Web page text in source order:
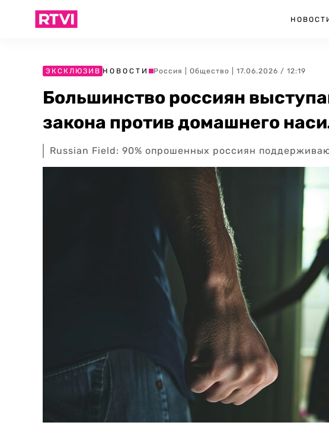
ЭКСКЛЮЗИВ НОВОСТИ Россия Общество | 17.06.2026 / 12:19
Большинство россиян
закона против домашнего
Russian Field: 90% опрошенных россиян